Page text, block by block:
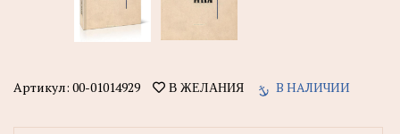
Артикул: 00-01014929 В ЖЕЛАНИЯ В НАЛИЧИИ